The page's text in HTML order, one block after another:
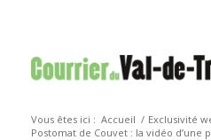
Vous êtes ici : Accueil / Exclusivité
Postomat de Couvet : la vidéo d’une